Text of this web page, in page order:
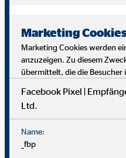
Bei uns findest du
Flexibilität. Teamarbeit und
Mittelpunkt. Dein Alltag ist
individuelle Lösungen
Marketing
Marketing Cookies werden
anzuzeigen. Zu diesem
übermittelt, die die Besucher
Facebook Pixel |
Ltd.
Name:
_fbp